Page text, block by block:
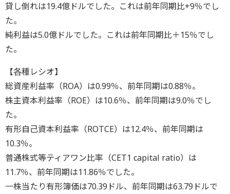
貸し倒れは19.4億ドルでした。これは前年同期比+9％でし
た。
純利益は5.0億ドルでした。これは前年同期比＋15％でし
た。
【各種レシオ】
総資産利益率（ROA）は0.99％、前年同期は0.88％。
株主資本利益率（ROE）は10.6％、前年同期は9.0％でし
た。
有形自己資本利益率（ROTCE）は12.4％、前年同期は
10.3％。
普通株式等ティアワン比率（CET1 capital ratio）は
11.7％、前年同期は11.86％でした。
一株当たり有形簿価は70.39ドル、前年同期は63.79ドルで